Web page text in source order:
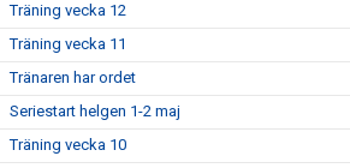
Träning vecka 12
Träning vecka 11
Tränaren har ordet
Seriestart helgen 1-2 maj
Träning vecka 10